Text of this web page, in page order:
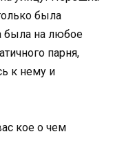
была
была на любое
парня,
к нему и
кое о чем